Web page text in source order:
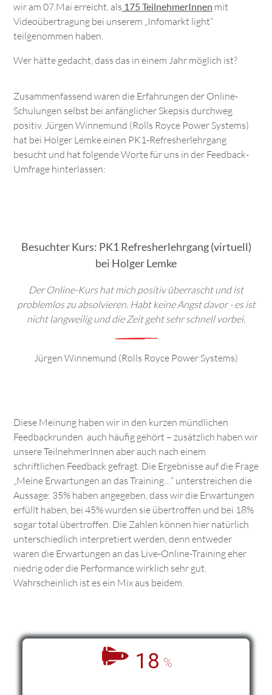
wir am 07.Mai erreicht, als 175 TeilnehmerInnen mit
Videoübertragung bei unserem „Infomarkt light“
teilgenommen haben.
Wer hätte gedacht, dass das in einem Jahr möglich ist?
Zusammenfassend waren die Erfahrungen der Online-
Schulungen selbst bei anfänglicher Skepsis durchweg
positiv. Jürgen Winnemund (Rolls Royce Power Systems)
hat bei Holger Lemke einen PK1-Refresherlehrgang
besucht und hat folgende Worte für uns in der Feedback-
Umfrage hinterlassen:
Besuchter Kurs: PK1 Refresherlehrgang (virtuell)
bei Holger Lemke
Der Online-Kurs hat mich positiv überrascht und ist
problemlos zu absolvieren. Habt keine Angst davor - es ist
nicht langweilig und die Zeit geht sehr schnell vorbei.
Jürgen Winnemund (Rolls Royce Power Systems)
Diese Meinung haben wir in den kurzen mündlichen
Feedbackrunden auch häufig gehört – zusätzlich haben wir
unsere TeilnehmerInnen aber auch nach einem
schriftlichen Feedback gefragt. Die Ergebnisse auf die Frage
„Meine Erwartungen an das Training…“ unterstreichen die
Aussage: 35% haben angegeben, dass wir die Erwartungen
erfüllt haben, bei 45% wurden sie übertroffen und bei 18%
sogar total übertroffen. Die Zahlen können hier natürlich
unterschiedlich interpretiert werden, denn entweder
waren die Erwartungen an das Live-Online-Training eher
niedrig oder die Performance wirklich sehr gut.
Wahrscheinlich ist es ein Mix aus beidem.
18 %